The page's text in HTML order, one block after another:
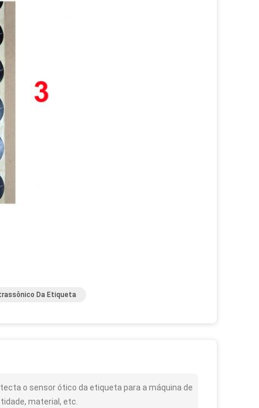
Da Etiqueta
o sensor ótico da etiqueta para a máquina de
material, etc.